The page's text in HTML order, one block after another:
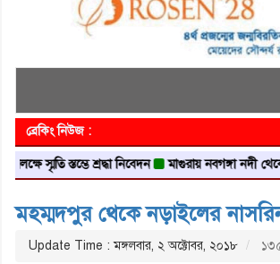
ব্রেকিং নিউজ :
স্তম্ভে শ্রদ্ধা নিবেদন মাগুরায় নবগঙ্গা নদী থেকে
মহম্মদপুর থেকে নড়াইলের
Update Time : মঙ্গলবার, ২ অক্টোবর, ২০১৮